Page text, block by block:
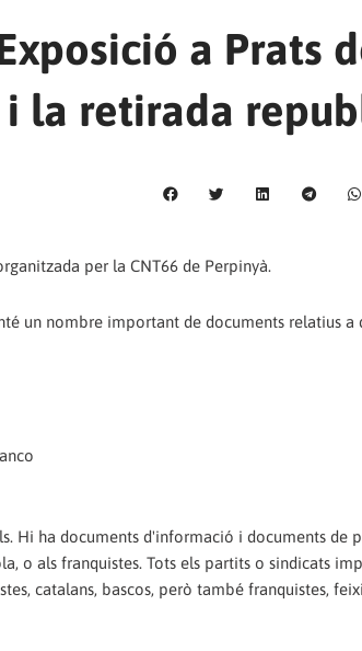
a Prats
la retirada
per la CNT66 de Perpinyà.
un nombre important de documents relatius a
Hi ha documents d'informació i documents de
o als franquistes. Tots els partits o sindicats
catalans, bascos, però també franquistes,